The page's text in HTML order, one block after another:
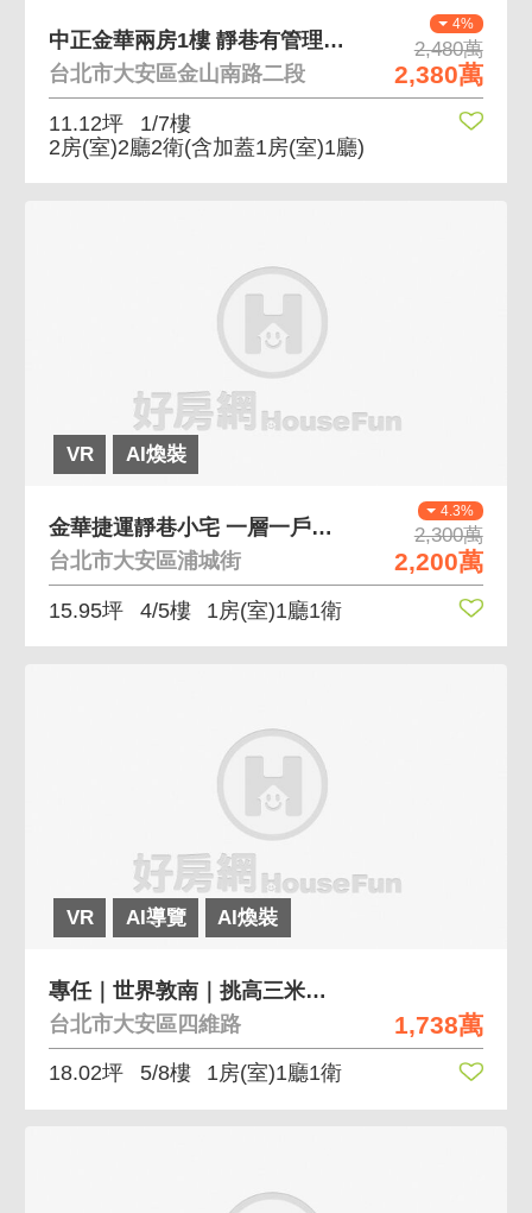
4%
2,480萬
2,380萬
中正金華兩房1樓 靜巷有管理代收，近東門站
台北市大安區金山南路二段
11.12坪
1/7樓
2房(室)2廳2衛(含加蓋1房(室)1廳)
VR AI煥裝
4.3%
2,300萬
2,200萬
金華捷運靜巷小宅 一層一戶、前後陽台、金華國中
台北市大安區浦城街
15.95坪 4/5樓 1房(室)1廳1衛
VR AI導覽 AI煥裝
1,738萬
專任｜世界敦南｜挑高三米六捷運小豪邸
台北市大安區四維路
18.02坪 5/8樓 1房(室)1廳1衛